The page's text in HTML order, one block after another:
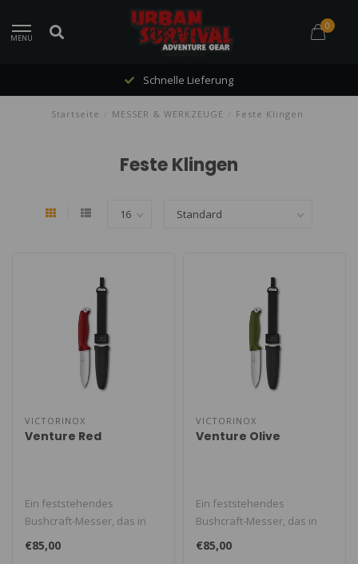
MENU
0
Schnelle Lieferung
Startseite MESSER & WERKZEUGE Feste Klingen
Feste Klingen
VICTORINOX
Venture Red
Ein feststehendes
Bushcraft-Messer, das in
einer eigenen
Abenteuerliga spielt. D..
€85,00
VICTORINOX
Venture Olive
Ein feststehendes
Bushcraft-Messer, das in
einer eigenen
Abenteuerliga spielt. D..
€85,00